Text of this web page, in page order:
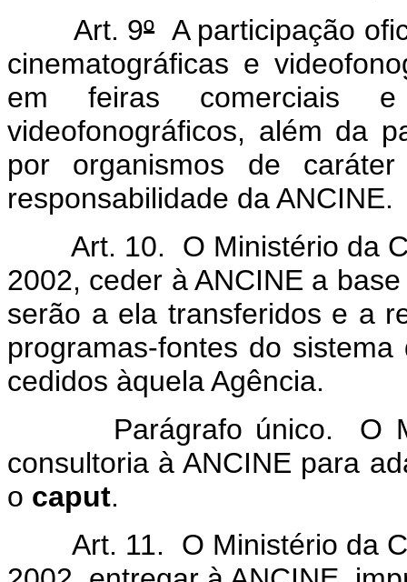
Art. 9ºA participação
cinematográficas e
em feiras comerciais e
videofonográficos, além da
por organismos de
responsabilidade da ANCINE.
Art. 10. O Ministério da
2002, ceder à ANCINE a
serão a ela transferidos e a
programas-fontes do
cedidos àquela Agência.
Parágrafo único. O
consultoria à ANCINE para
o caput.
Art. 11. O Ministério da